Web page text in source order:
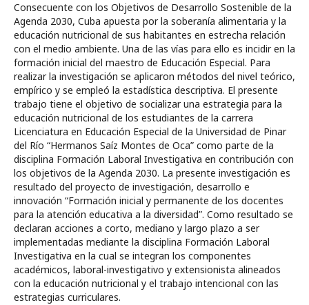
Consecuente con los Objetivos de Desarrollo Sostenible de la
Agenda 2030, Cuba apuesta por la soberanía alimentaria y la
educación nutricional de sus habitantes en estrecha relación
con el medio ambiente. Una de las vías para ello es incidir en la
formación inicial del maestro de Educación Especial. Para
realizar la investigación se aplicaron métodos del nivel teórico,
empírico y se empleó la estadística descriptiva. El presente
trabajo tiene el objetivo de socializar una estrategia para la
educación nutricional de los estudiantes de la carrera
Licenciatura en Educación Especial de la Universidad de Pinar
del Río “Hermanos Saíz Montes de Oca” como parte de la
disciplina Formación Laboral Investigativa en contribución con
los objetivos de la Agenda 2030. La presente investigación es
resultado del proyecto de investigación, desarrollo e
innovación “Formación inicial y permanente de los docentes
para la atención educativa a la diversidad”. Como resultado se
declaran acciones a corto, mediano y largo plazo a ser
implementadas mediante la disciplina Formación Laboral
Investigativa en la cual se integran los componentes
académicos, laboral-investigativo y extensionista alineados
con la educación nutricional y el trabajo intencional con las
estrategias curriculares.